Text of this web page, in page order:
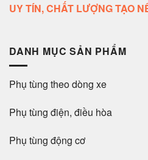
UY TÍN, CHẤT LƯỢNG TẠO
DANH MỤC SẢN PHẨM
Phụ tùng theo dòng xe
Phụ tùng điện, điều hòa
Phụ tùng động cơ